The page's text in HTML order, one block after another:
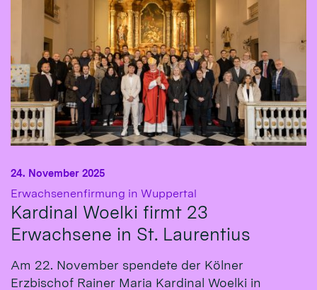
Erwachsenenfirmung in Wuppertal
Kardinal Woelki firmt 23
Erwachsene in St. Laurentius
24. November 2025
Am 22. November spendete der Kölner
Erzbischof Rainer Maria Kardinal Woelki in